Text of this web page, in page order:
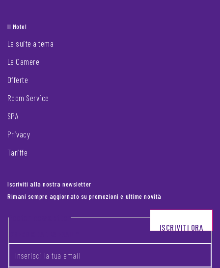
Il Motel
Le suite a tema
Le Camere
Offerte
Room Service
SPA
Privacy
Tariffe
Iscriviti alla nostra newsletter
Rimani sempre aggiornato su promozioni e ultime novità
Footer newsletter
ISCRIVITI ORA